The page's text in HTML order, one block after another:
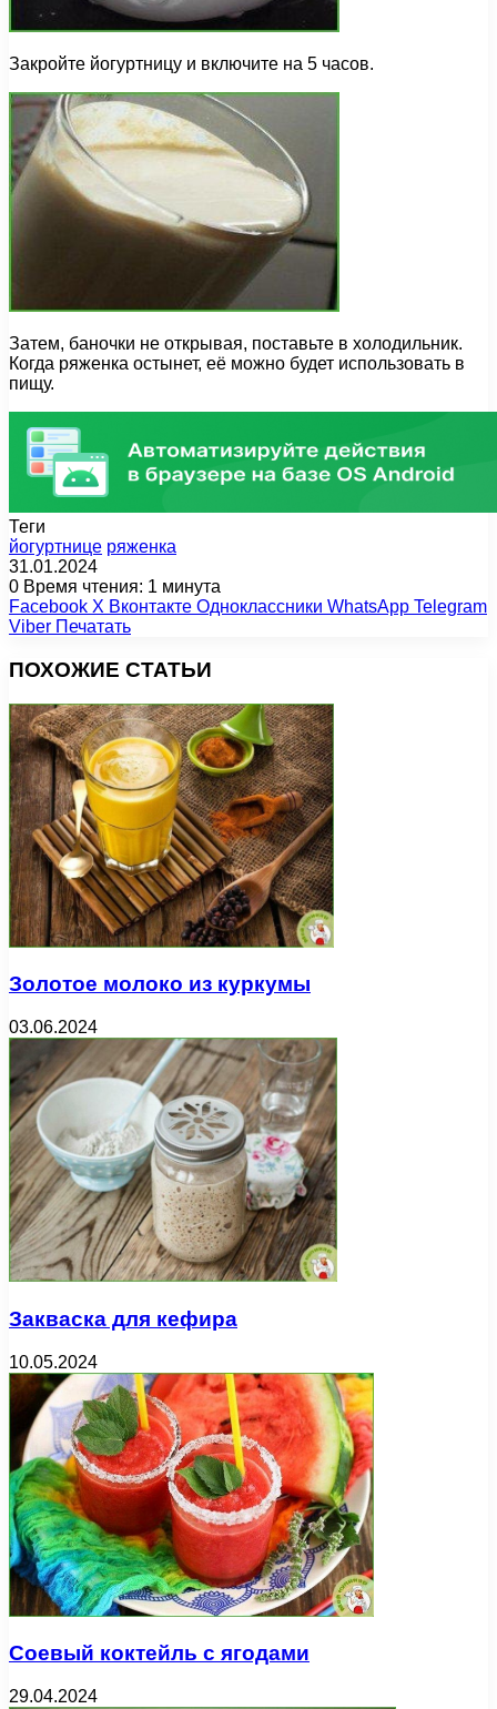
Закройте йогуртницу и включите на 5 часов.
Затем, баночки не открывая, поставьте в холодильник.
Когда ряженка остынет, её можно будет использовать в
пищу.
Теги
йогуртнице ряженка
31.01.2024
0 Время чтения: 1 минута
Facebook X Вконтакте Одноклассники WhatsApp Telegram
Viber Печатать
ПОХОЖИЕ СТАТЬИ
Золотое молоко из куркумы
03.06.2024
Закваска для кефира
10.05.2024
Соевый коктейль с ягодами
29.04.2024